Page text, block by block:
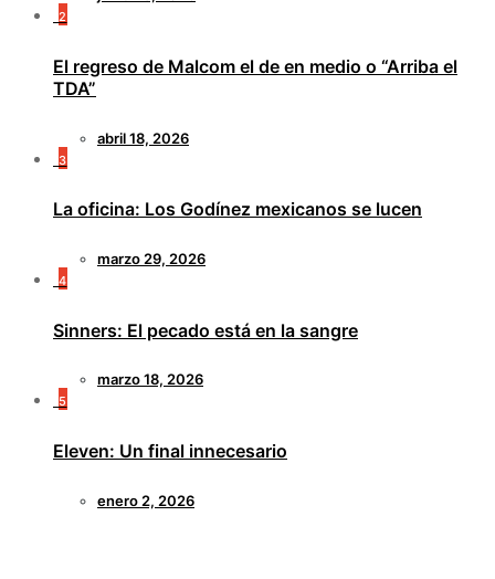
2
El regreso de Malcom el de en medio o “Arriba el
TDA”
abril 18, 2026
3
La oficina: Los Godínez mexicanos se lucen
marzo 29, 2026
4
Sinners: El pecado está en la sangre
marzo 18, 2026
5
Eleven: Un final innecesario
enero 2, 2026